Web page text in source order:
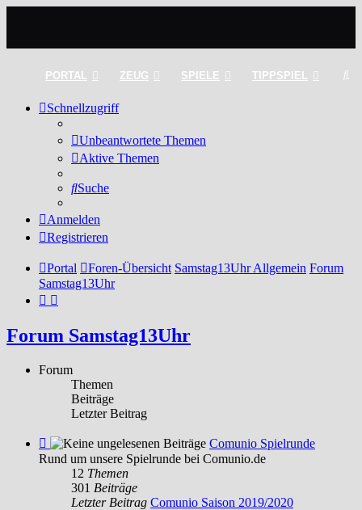
PORTAL ZEUG SPIELE TIPPSPIEL
Schnellzugriff
Unbeantwortete Themen
Aktive Themen
Suche
Anmelden
Registrieren
Portal Foren-Übersicht Samstag13Uhr Allgemein Forum
Samstag13Uhr
Forum Samstag13Uhr
Forum
Themen
Beiträge
Letzter Beitrag
Feed
-
Comunio
Spielrunde
Comunio Spielrunde
Rund um unsere Spielrunde bei Comunio.de
12 Themen
301 Beiträge
Letzter Beitrag Comunio Saison 2019/2020